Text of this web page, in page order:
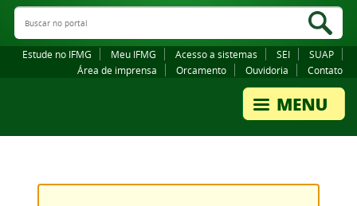
Legislação
Buscar no portal
Estude no IFMG Meu IFMG Acesso a sistemas SEI
SUAP
Área de imprensa
Orcamento Ouvidoria Contato